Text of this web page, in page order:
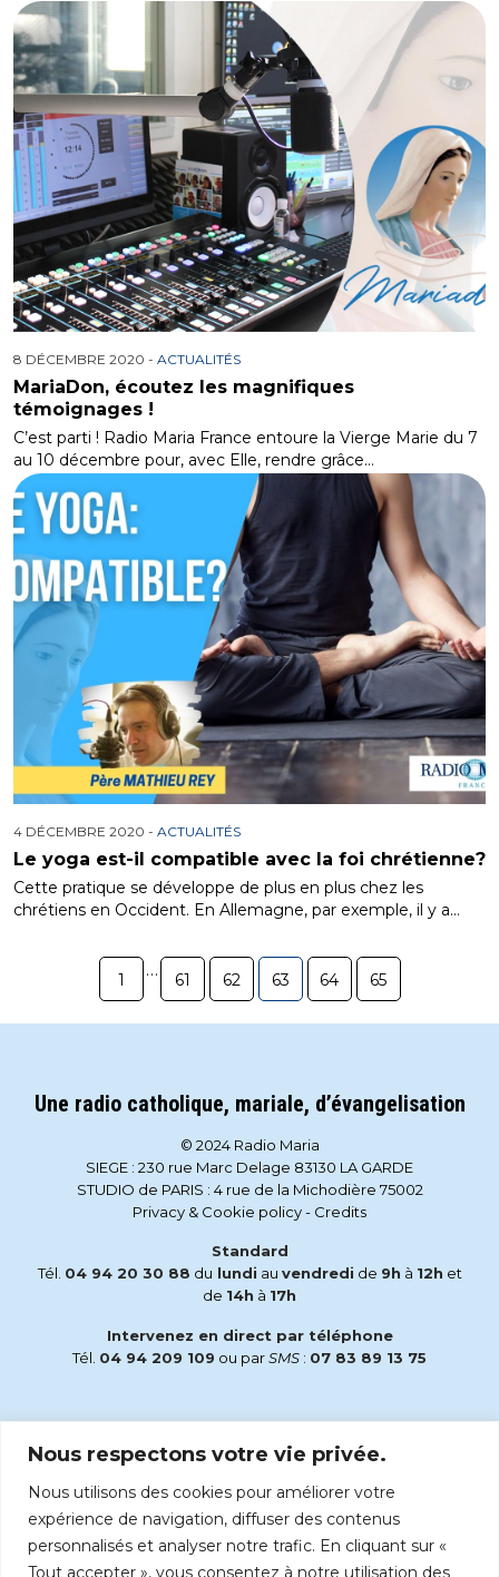
Nous respectons votre vie privée.
Nous utilisons des cookies pour améliorer votre
expérience de navigation, diffuser des contenus
personnalisés et analyser notre trafic. En cliquant sur «
Tout accepter », vous consentez à notre utilisation des
8 DÉCEMBRE 2020 - ACTUALITÉS
MariaDon, écoutez les magnifiques
témoignages !
C’est parti ! Radio Maria France entoure la Vierge Marie du 7
au 10 décembre pour, avec Elle, rendre grâce…
4 DÉCEMBRE 2020 - ACTUALITÉS
Le yoga est-il compatible avec la foi chrétienne?
Cette pratique se développe de plus en plus chez les
chrétiens en Occident. En Allemagne, par exemple, il y a…
1 … 61 62 63 64 65
Une radio catholique, mariale, d’évangelisation
© 2024 Radio Maria
SIEGE : 230 rue Marc Delage 83130 LA GARDE
STUDIO de PARIS : 4 rue de la Michodière 75002
Privacy & Cookie policy- Credits
Standard
Tél. 04 94 20 30 88 du lundi au vendredi de 9h à 12h et
de 14h à 17h
Intervenez en direct par téléphone
Tél. 04 94 209 109 ou parSMS : 07 83 89 13 75
accueil@radiomaria.fr
Écoutez Radio Maria sur :